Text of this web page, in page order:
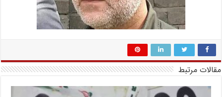
مقالات مرتبط